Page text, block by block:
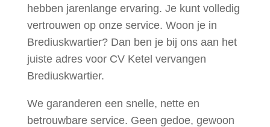
hebben jarenlange ervaring. Je kunt volledig
vertrouwen op onze service. Woon je in
Brediuskwartier? Dan ben je bij ons aan het
juiste adres voor CV Ketel vervangen
Brediuskwartier.
We garanderen een snelle, nette en
betrouwbare service. Geen gedoe, gewoon